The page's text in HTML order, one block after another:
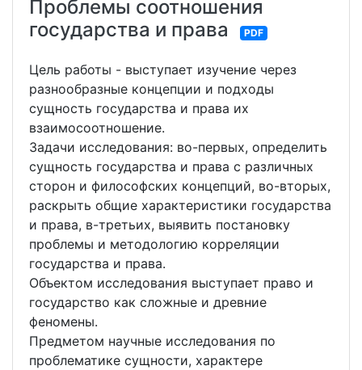
Проблемы соотношения
государства и права
PDF
Цель работы - выступает изучение через
разнообразные концепции и подходы
сущность государства и права их
взаимосоотношение.
Задачи исследования: во-первых, определить
сущность государства и права с различных
сторон и философских концепций, во-вторых,
раскрыть общие характеристики государства
и права, в-третьих, выявить постановку
проблемы и методологию корреляции
государства и права.
Объектом исследования выступает право и
государство как сложные и древние
феномены.
Предметом научные исследования по
проблематике сущности, характере